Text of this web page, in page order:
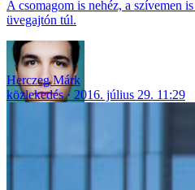
A csomagom is nehéz, a szívemen
üvegajtón túl.
Herczeg Márk
közlekedés
2016. július 29. 11:29